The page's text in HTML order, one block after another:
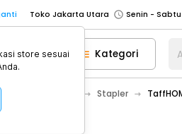
Toko Jakarta Utara
Toko Tangerang
Toko Cikupa
Pick n Go Jakarta Barat
Senin -
Pick n Go Bekasi
Senin - Jumat
Senin - Jumat
Kategori
Stapler
store sesuai